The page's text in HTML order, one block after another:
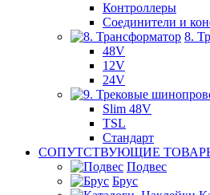
Контроллеры
Соединители и
8.
48V
12V
24V
Slim 48V
TSL
Стандарт
СОПУТСТВУЮЩИЕ
Подвес
Брус